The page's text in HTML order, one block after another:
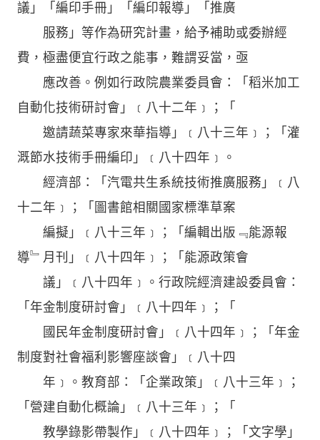
議」「編印手冊」「編印報導」「推廣
服務」等作為研究計畫，給予補助或委辦經
費，極盡便宜行政之能事，難謂妥當，亟
應改善。例如行政院農業委員會：「稻米加工
自動化技術研討會」﹝八十二年﹞；「
邀請蔬菜專家來華指導」﹝八十三年﹞；「灌
溉節水技術手冊編印」﹝八十四年﹞。
經濟部：「汽電共生系統技術推廣服務」﹝八
十二年﹞；「圖書館相關國家標準草案
編擬」﹝八十三年﹞；「編輯出版﹃能源報
導﹄月刊」﹝八十四年﹞；「能源政策會
議」﹝八十四年﹞。行政院經濟建設委員會：
「年金制度研討會」﹝八十四年﹞；「
國民年金制度研討會」﹝八十四年﹞；「年金
制度對社會福利影響座談會」﹝八十四
年﹞。教育部：「企業政策」﹝八十三年﹞；
「營建自動化概論」﹝八十三年﹞；「
教學錄影帶製作」﹝八十四年﹞；「文字學」